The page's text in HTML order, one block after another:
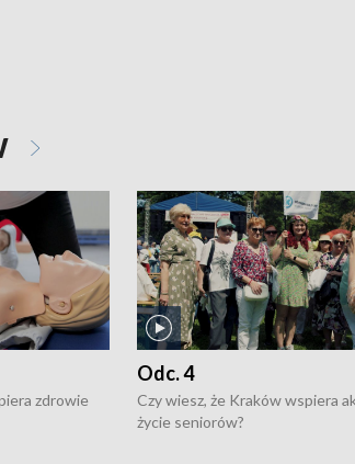
zdrowie
Odc. 4
Czy wiesz, że Kraków wspiera
życie seniorów?